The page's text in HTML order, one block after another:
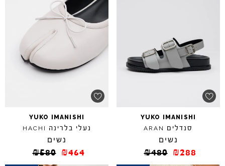
YUKO IMANISHI
סנדלים ARAN
נשים
₪480 ₪288
YUKO IMANISHI
נעלי בלרינה HACHI
נשים
₪580 ₪464